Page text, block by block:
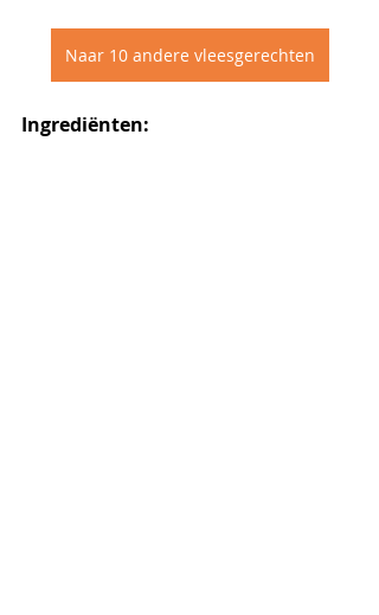
Naar 10 andere vleesgerechten
Ingrediënten: